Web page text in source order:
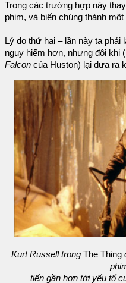
Trong các trường hợp này
phim, và biến chúng thành
Lý do thứ hai – lần này ta
nguy hiểm hơn, nhưng đôi khi
Falcon của Huston) lại đưa ra
Kurt Russell trong The Thing
tiến gần hơn tới yếu tố